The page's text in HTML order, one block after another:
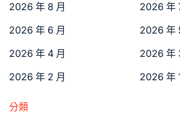
2026 年 8 月
2026 年
2026 年 6 月
2026 年
2026 年 4 月
2026 年
2026 年 2 月
2026 年
分類